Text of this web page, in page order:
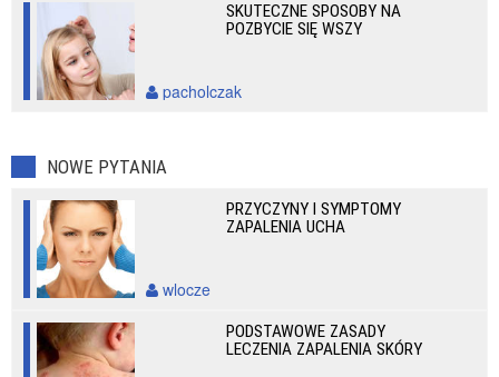
SKUTECZNE SPOSOBY NA
POZBYCIE SIĘ WSZY
pacholczak
NOWE PYTANIA
PRZYCZYNY I SYMPTOMY
ZAPALENIA UCHA
wlocze
PODSTAWOWE ZASADY
LECZENIA ZAPALENIA SKÓRY